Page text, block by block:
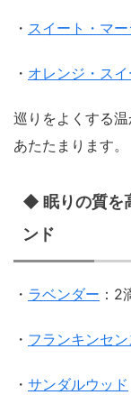
・ スイート・マ
・ オレンジ・スイ
巡りをよくする
あたたまります。
◆ 眠りの質を
ンド
・ ラベンダー ：2
・ フランキンセン
・ サンダルウッド